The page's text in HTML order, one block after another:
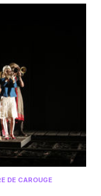
DE CAROUGE